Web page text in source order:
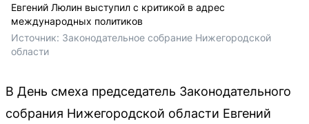
Евгений Люлин выступил с критикой в адрес
международных политиков
Источник: Законодательное собрание Нижегородской
области
В День смеха председатель Законодательного
собрания Нижегородской области Евгений